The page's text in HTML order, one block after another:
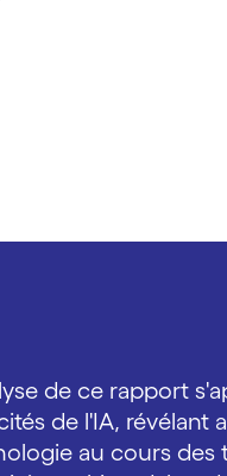
de ce rapport
de l'IA, révélant
au cours des